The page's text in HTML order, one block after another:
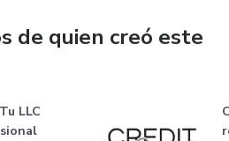
de quien creó este
LLC